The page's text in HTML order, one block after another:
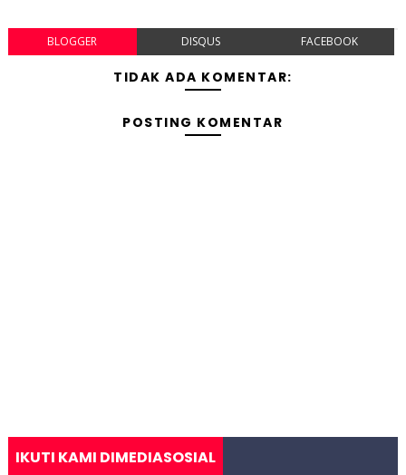
BLOGGER DISQUS FACEBOOK
TIDAK ADA KOMENTAR:
POSTING KOMENTAR
IKUTI KAMI DIMEDIASOSIAL